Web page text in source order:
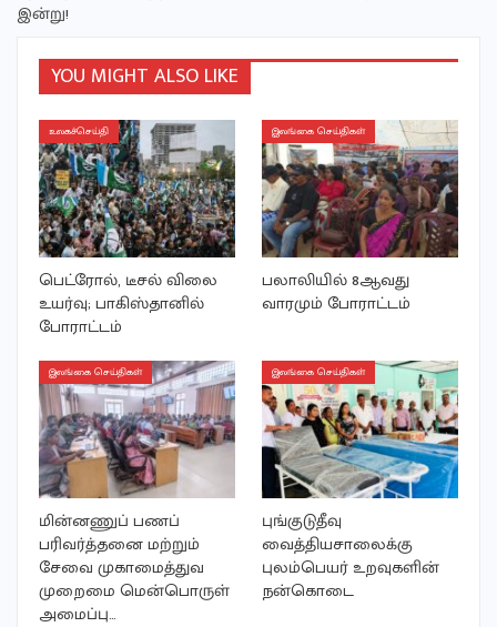
இன்று!
YOU MIGHT ALSO LIKE
உலகச்செய்தி
பெட்ரோல், டீசல் விலை
உயர்வு; பாகிஸ்தானில்
போராட்டம்
இலங்கை செய்திகள்
பலாலியில் 8ஆவது
வாரமும் போராட்டம்
இலங்கை செய்திகள்
மின்னணுப் பணப்
பரிவர்த்தனை மற்றும்
சேவை முகாமைத்துவ
முறைமை மென்பொருள்
அமைப்பு…
இலங்கை செய்திகள்
புங்குடுதீவு
வைத்தியசாலைக்கு
புலம்பெயர் உறவுகளின்
நன்கொடை